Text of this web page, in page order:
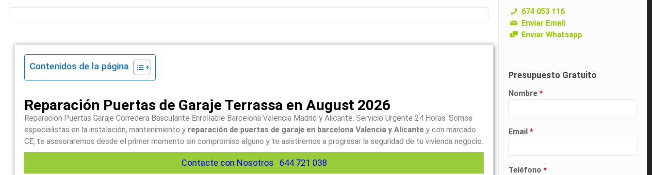
Contenidos de la página
Reparación Puertas de Garaje Terrassa en August 2026
Reparacion Puertas Garaje Corredera Basculante Enrollable Barcelona Valencia Madrid y Alicante. Servicio Urgente 24 Horas. Somos
especialistas en la instalación, mantenimiento y reparación de puertas de garaje en barcelona Valencia y Alicante y con marcado
CE, te asesoraremos desde el primer momento sin compromiso alguno y te asistiremos a progresar la seguridad de tu vivienda negocio.
Contacte con Nosotros : 644 721 038
674 053 116
Enviar Email
Enviar Whatsapp
Presupuesto Gratuito
Nombre*
Email*
Teléfono*